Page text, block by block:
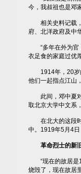
今，我叔祖也是邓
相关史料记载，
府、北洋政府及中
“多年在外为官，
衣足食的家庭过优
1914年，20岁的
他们一起指点江山
此间，邓中夏对
取北京大学中文系
在北大的这段时
中。1919年5月4日
革命烈士的新
“现在的故居是
烧毁了，现在故居